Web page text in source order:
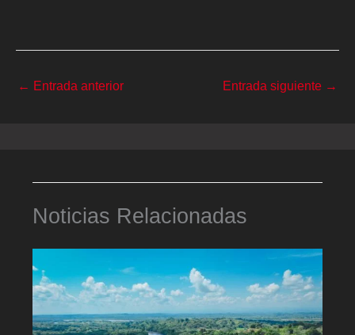
← Entrada anterior Entrada siguiente →
Noticias Relacionadas